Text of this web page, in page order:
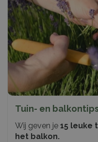
Tuin- en
Wij geven je 15 leuke
het balkon.